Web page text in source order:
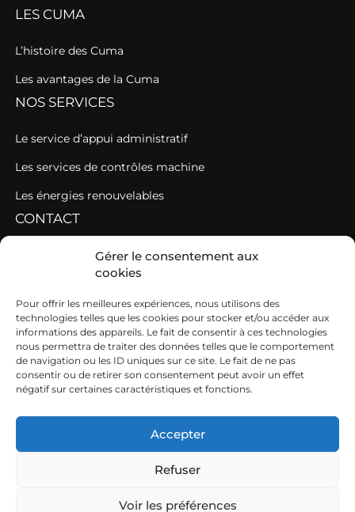
Gérer le consentement aux
cookies
Pour offrir les meilleures expériences, nous utilisons des
technologies telles que les cookies pour stocker et/ou accéder aux
informations des appareils. Le fait de consentir à ces technologies
nous permettra de traiter des données telles que le comportement
de navigation ou les ID uniques sur ce site. Le fait de ne pas
consentir ou de retirer son consentement peut avoir un effet
négatif sur certaines caractéristiques et fonctions.
Accepter
Refuser
Voir les préférences
LES CUMA
L’histoire des Cuma
Les avantages de la Cuma
NOS SERVICES
Le service d’appui administratif
Les services de contrôles machine
Les énergies renouvelables
CONTACT
Maison des agriculteurs
Rue Albert Einstein – BP36135
53061 LAVAL Cedex 9
02 43 67 37 34
Du lundi au vendredi